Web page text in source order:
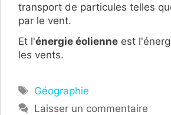
transport de particules telles
par le vent.
Et l'énergie éolienne est
les vents.
Étiquettes
Géographie
Laisser un commentaire